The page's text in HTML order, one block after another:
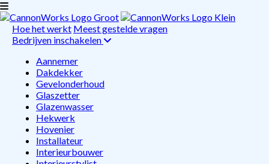
Hoe het werkt Meest gestelde vragen
Bedrijven inschakelen
Aannemer
Dakdekker
Gevelonderhoud
Glaszetter
Glazenwasser
Hekwerk
Hovenier
Installateur
Interieurbouwer